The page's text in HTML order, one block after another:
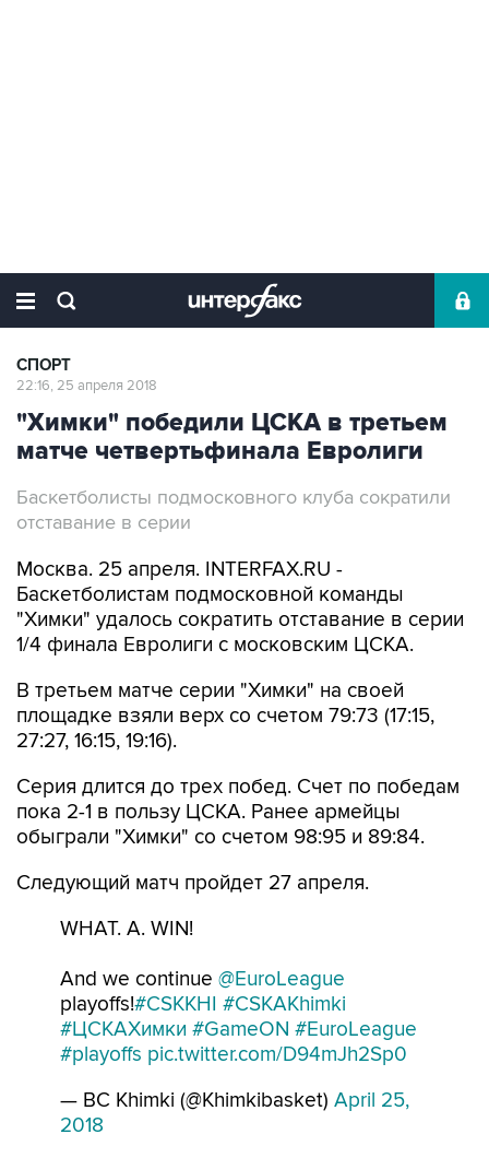
СПОРТ
22:16, 25 апреля 2018
"Химки" победили ЦСКА в третьем
матче четвертьфинала Евролиги
Баскетболисты подмосковного клуба сократили
отставание в серии
Москва. 25 апреля. INTERFAX.RU -
Баскетболистам подмосковной команды
"Химки" удалось сократить отставание в серии
1/4 финала Евролиги с московским ЦСКА.
В третьем матче серии "Химки" на своей
площадке взяли верх со счетом 79:73 (17:15,
27:27, 16:15, 19:16).
Серия длится до трех побед. Счет по победам
пока 2-1 в пользу ЦСКА. Ранее армейцы
обыграли "Химки" со счетом 98:95 и 89:84.
Следующий матч пройдет 27 апреля.
WHAT. A. WIN!
And we continue @EuroLeague
playoffs!#CSKKHI #CSKAKhimki
#ЦСКАХимки #GameON #EuroLeague
#playoffs pic.twitter.com/D94mJh2Sp0
— BC Khimki (@Khimkibasket) April 25,
2018